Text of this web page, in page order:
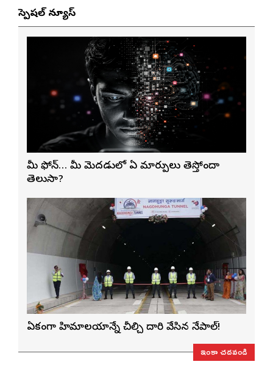
స్పెషల్ న్యూస్
మీ ఫోన్… మీ మెదడులో ఏ మార్పులు తెస్తోందా
తెలుసా?
ఏకంగా హిమాలయాన్నే చీల్చి దారి వేసిన నేపాల్!
ఇంకా చదవండి